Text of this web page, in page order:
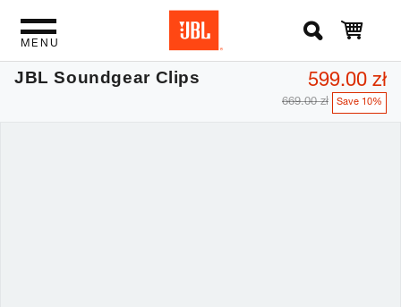
MENU
JBL Soundgear Clips 599.00 zł
669.00 zł Save 10%